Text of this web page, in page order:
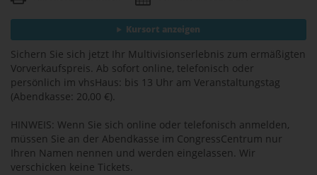
Kursort anzeigen
Sichern Sie sich jetzt Ihr Multivisionserlebnis zum ermäßigten
Vorverkaufspreis. Ab sofort online, telefonisch oder
persönlich im vhsHaus: bis 13 Uhr am Veranstaltungstag
(Abendkasse: 20,00 €).
HINWEIS: Wenn Sie sich online oder telefonisch anmelden,
müssen Sie an der Abendkasse im CongressCentrum nur
Ihren Namen nennen und werden eingelassen. Wir
verschicken keine Tickets.